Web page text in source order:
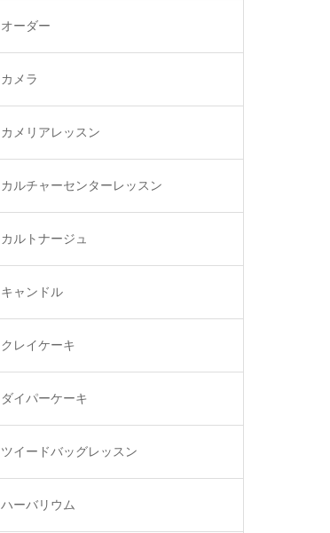
オーダー
カメラ
カメリアレッスン
カルチャーセンターレッスン
カルトナージュ
キャンドル
クレイケーキ
ダイパーケーキ
ツイードバッグレッスン
ハーバリウム